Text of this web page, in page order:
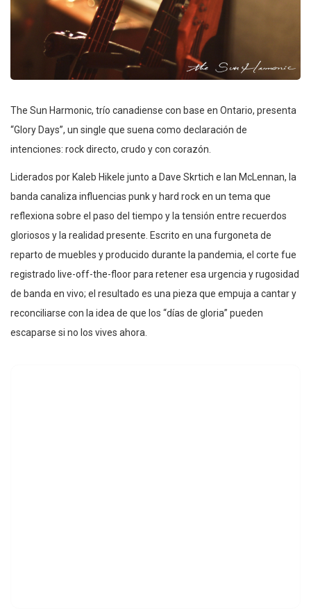
The Sun Harmonic, trío canadiense con base en Ontario, presenta
“Glory Days”, un single que suena como declaración de
intenciones: rock directo, crudo y con corazón.
Liderados por Kaleb Hikele junto a Dave Skrtich e Ian McLennan, la
banda canaliza influencias punk y hard rock en un tema que
reflexiona sobre el paso del tiempo y la tensión entre recuerdos
gloriosos y la realidad presente. Escrito en una furgoneta de
reparto de muebles y producido durante la pandemia, el corte fue
registrado live-off-the-floor para retener esa urgencia y rugosidad
de banda en vivo; el resultado es una pieza que empuja a cantar y
reconciliarse con la idea de que los “días de gloria” pueden
escaparse si no los vives ahora.